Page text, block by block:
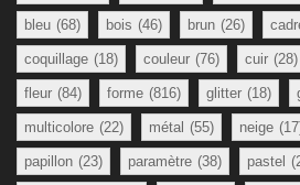
bleu (68) bois (46) brun (26)
coquillage (18) couleur (76) cuir (28)
fleur (84) forme (816) glitter (18)
multicolore (22) métal (55) neige
papillon (23) paramètre (38) pastel